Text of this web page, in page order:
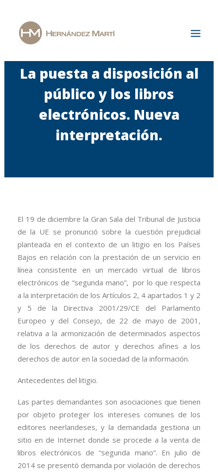
Inicio
La Firma
Áreas de Especialización
Actualidad
La puesta a disposición al
público y los libros
electrónicos. Nueva
interpretación.
El 19 de diciembre la Gran Sala del Tribunal de Justicia
de la UE se pronunció sobre la cuestión prejudicial
planteada en el contexto de un litigio en los Países
Bajos en relación con la prestación de un servicio en
línea consistente en un mercado virtual de libros
electrónicos de “segunda mano”, por lo que respecta
a la interpretación de los Artículos 2, 4 apartados 1 y 2
y 5 de la Directiva 2001/29/CE del Parlamento
Europeo y del Consejo, de 22 de mayo de 2001,
relativa a la armonización de determinados aspectos
de los derechos de autor y derechos afines a los
derechos de autor en la sociedad de la información.
Antecedentes del litigio.
Las partes demandantes son asociaciones que tienen
por objeto proteger los intereses comunes de los
editores neerlandeses, y la demandada gestiona un
sitio en de Internet donde se procede a la venta de
libros electrónicos de “segunda mano”. En julio de
2014 se presentó demanda por violación de derechos